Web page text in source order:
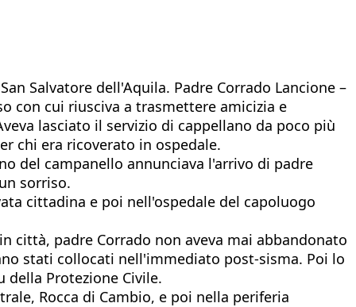
Salvatore dell'Aquila. Padre Corrado Lancione –
con cui riusciva a trasmettere amicizia e
lasciato il servizio di cappellano da poco più
chi era ricoverato in ospedale.
del campanello annunciava l'arrivo di padre
sorriso.
cittadina e poi nell'ospedale del capoluogo
città, padre Corrado non aveva mai abbandonato
stati collocati nell'immediato post-sisma. Poi lo
Protezione Civile.
Rocca di Cambio, e poi nella periferia